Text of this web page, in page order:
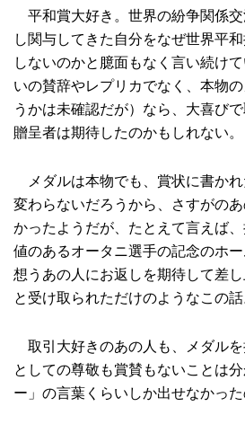
平和賞大好き。世界の紛争関係
し関与してきた自分をなぜ世界平
しないのかと臆面もなく言い続け
いの賛辞やレプリカでなく、本物
うかは未確認だが）なら、大喜び
贈呈者は期待したのかもしれない。
メダルは本物でも、賞状に書か
変わらないだろうから、さすがの
かったようだが、たとえて言えば
値のあるオータニ選手の記念のホ
想うあの人にお返しを期待して差
と受け取られただけのようなこの話
取引大好きのあの人も、メダル
としての尊敬も賞賛もないことは
ー」の言葉くらいしか出せなかった